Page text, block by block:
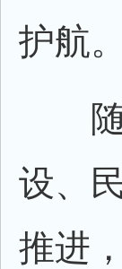
护航。
随
设、
推进